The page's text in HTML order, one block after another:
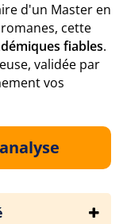
d'un Master en
cette
fiables.
validée par
vos